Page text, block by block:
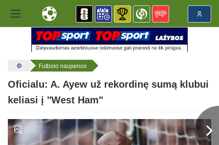
Futbolo naujienos
Oficialu: A. Ayew už rekordinę sumą klubui
keliasi į "West Ham"